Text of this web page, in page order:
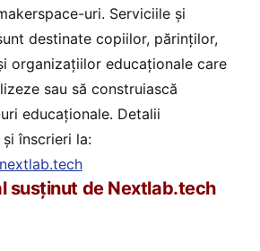
uri. Serviciile și
destinate copiilor, părinților,
organizațiilor educaționale care
sau să construiască
educaționale. Detalii
înscrieri la:
susținut de Nextlab.tech